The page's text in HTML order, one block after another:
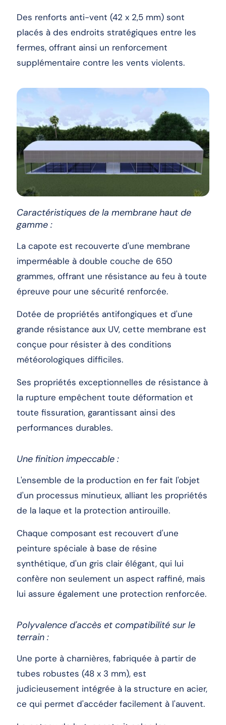
Des renforts anti-vent (42 x 2,5 mm) sont
placés à des endroits stratégiques entre les
fermes, offrant ainsi un renforcement
supplémentaire contre les vents violents.
Caractéristiques de la membrane haut de
gamme :
La capote est recouverte d'une membrane
imperméable à double couche de 650
grammes, offrant une résistance au feu à toute
épreuve pour une sécurité renforcée.
Dotée de propriétés antifongiques et d'une
grande résistance aux UV, cette membrane est
conçue pour résister à des conditions
météorologiques difficiles.
Ses propriétés exceptionnelles de résistance à
la rupture empêchent toute déformation et
toute fissuration, garantissant ainsi des
performances durables.
Une finition impeccable :
L'ensemble de la production en fer fait l'objet
d'un processus minutieux, alliant les propriétés
de la laque et la protection antirouille.
Chaque composant est recouvert d'une
peinture spéciale à base de résine
synthétique, d'un gris clair élégant, qui lui
confère non seulement un aspect raffiné, mais
lui assure également une protection renforcée.
Polyvalence d'accès et compatibilité sur le
terrain :
Une porte à charnières, fabriquée à partir de
tubes robustes (48 x 3 mm), est
judicieusement intégrée à la structure en acier,
ce qui permet d'accéder facilement à l'auvent.